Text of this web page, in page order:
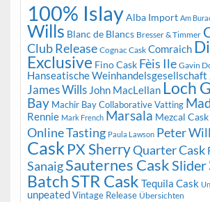
100% IslayAlba Import Am
Wills Blanc de Blancs Bresser & Timmer
Club Release Cognac Cask Comraich
Exclusive Fino Cask Fèis Ile Gavin
Hanseatische Weinhandelsgesellschaft
James Wills John MacLellan Loch
Bay Machir Bay Collaborative Vatting
Rennie Mark French Marsala Mezcal Cask
Online Tasting Paula Lawson Peter
Cask PX SherryQuarter Cask
SanaigSauternes CaskSlider
BatchSTR Cask Tequila Cask
unpeatedVintage Release Übersichten